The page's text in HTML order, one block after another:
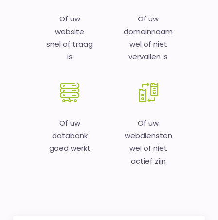
Of uw
website
snel of traag
is
Of uw
domeinnaam
wel of niet
vervallen is
Of uw
databank
goed werkt
Of uw
webdiensten
wel of niet
actief zijn